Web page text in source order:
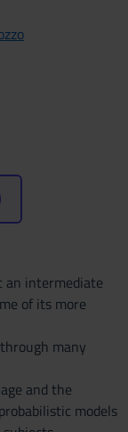
an intermediate
of its more
many
and the
models